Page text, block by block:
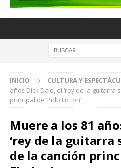
INICIO CULTURA Y
años Dick Dale, el ‘rey de la guitarra
principal de ‘Pulp Fiction’
Muere a los 81
‘rey de la guitarra
de la canción